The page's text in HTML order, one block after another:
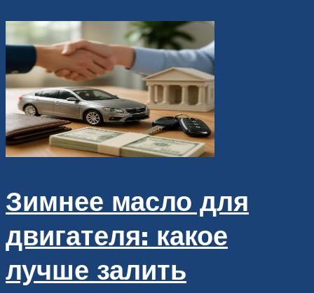
Зимнее масло для
двигателя: какое
лучше залить